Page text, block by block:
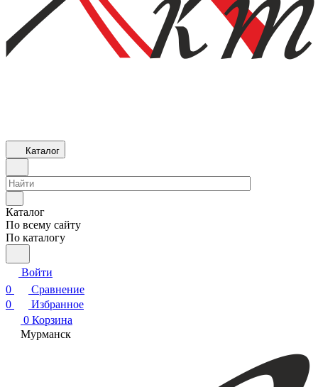
Каталог
Каталог
По всему сайту
По каталогу
Войти
0
Сравнение
0
Избранное
0 Корзина
Мурманск